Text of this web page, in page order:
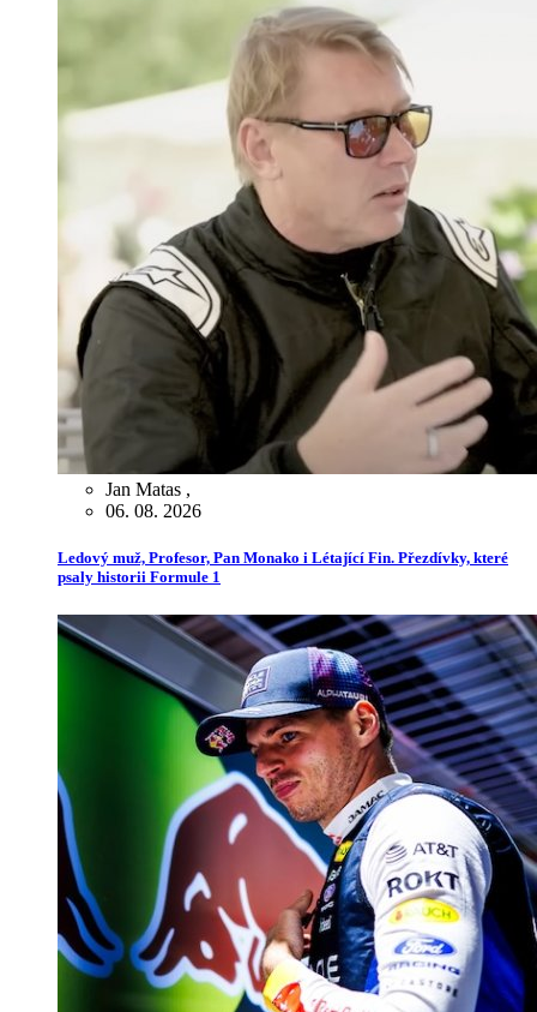
Jan Matas ,
06. 08. 2026
Ledový muž, Profesor, Pan Monako i Létající Fin. Přezdívky, které
psaly historii Formule 1